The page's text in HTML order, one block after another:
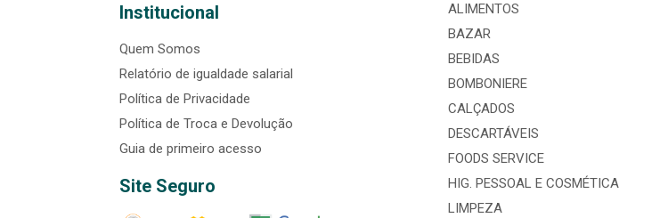
Institucional
Quem Somos
Relatório de igualdade salarial
Política de Privacidade
Política de Troca e Devolução
Guia de primeiro acesso
Site Seguro
ALIMENTOS
BAZAR
BEBIDAS
BOMBONIERE
CALÇADOS
DESCARTÁVEIS
FOODS SERVICE
HIG. PESSOAL E COSMÉTICA
LIMPEZA